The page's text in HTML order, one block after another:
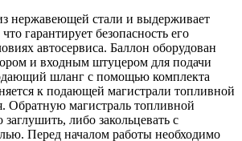
нержавеющей стали и выдерживает
гарантирует безопасность его
автосервиса. Баллон оборудован
и входным штуцером для подачи
шланг с помощью комплекта
к подающей магистрали топливной
Обратную магистраль топливной
либо закольцевать с
Перед началом работы необходимо